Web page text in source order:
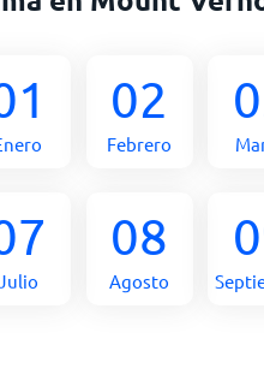
02
Febrero
08
Agosto